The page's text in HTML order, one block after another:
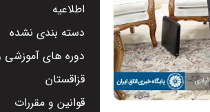
اطلاعیه
دسته بندی نشده
دوره های آموزشی
قزاقستان
قوانین و مقررات